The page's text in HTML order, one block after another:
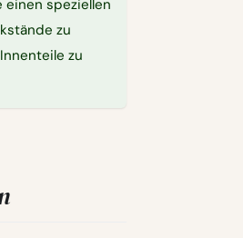
einen speziellen
zu
zu